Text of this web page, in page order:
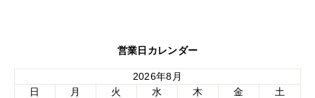
営業日カレンダー
2026年8月
日
月 火 水 木 金
土